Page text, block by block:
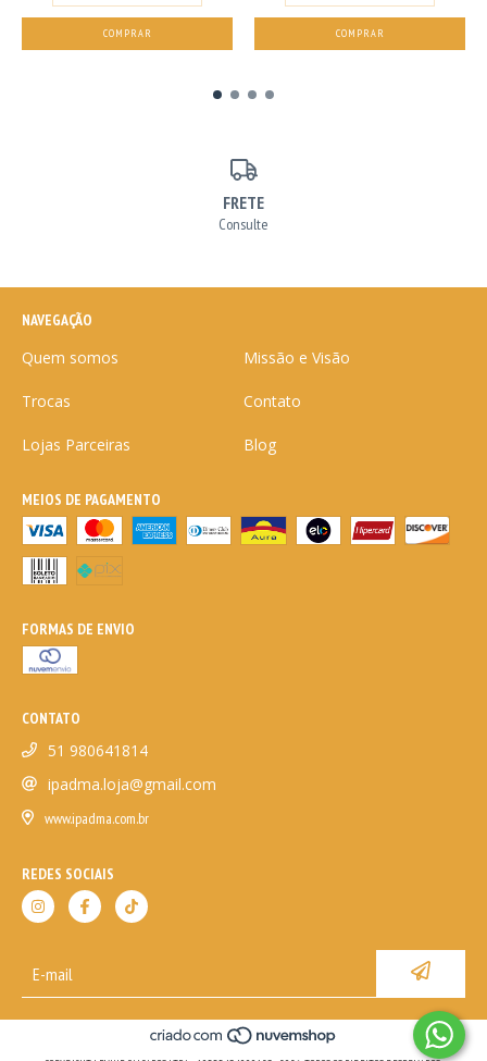
COMPRAR COMPRAR
FRETE
Consulte
NAVEGAÇÃO
Quem somos Missão e Visão
Trocas Contato
Lojas Parceiras Blog
MEIOS DE PAGAMENTO
FORMAS DE ENVIO
CONTATO
51 980641814
ipadma.loja@gmail.com
www.ipadma.com.br
REDES SOCIAIS